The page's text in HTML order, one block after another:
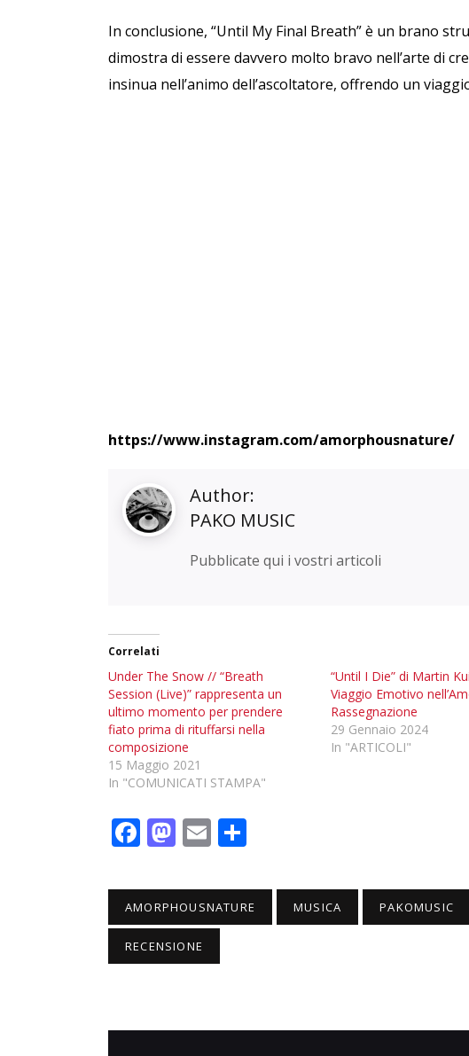
In conclusione, “Until My Final Breath” è un brano
dimostra di essere davvero molto bravo nell’arte di
insinua nell’animo dell’ascoltatore, offrendo un
https://www.instagram.com/amorphousnature/
Author:
PAKO MUSIC
Pubblicate qui i vostri articoli
Correlati
Under The Snow // “Breath
Session (Live)” rappresenta un
ultimo momento per prendere
fiato prima di rituffarsi nella
composizione
15 Maggio 2021
In "COMUNICATI STAMPA"
“Until I Die” di Martin
Viaggio Emotivo
Rassegnazione
29 Gennaio 2024
In "ARTICOLI"
F
e
b
o
o
M
to
d
o
n
E
ai
l
n
di
AMORPHOUSNATURE MUSICA PAKOMUSIC
RECENSIONE